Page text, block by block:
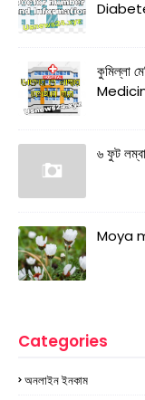
কুমিল্লা
৬ ফুট
Moya
Categories
অনলাইন ইনকাম